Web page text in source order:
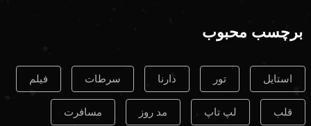
برچسب محبوب
استایل تور دارنا سرطات فیلم
قلب لپ تاپ مد روز مسافرت